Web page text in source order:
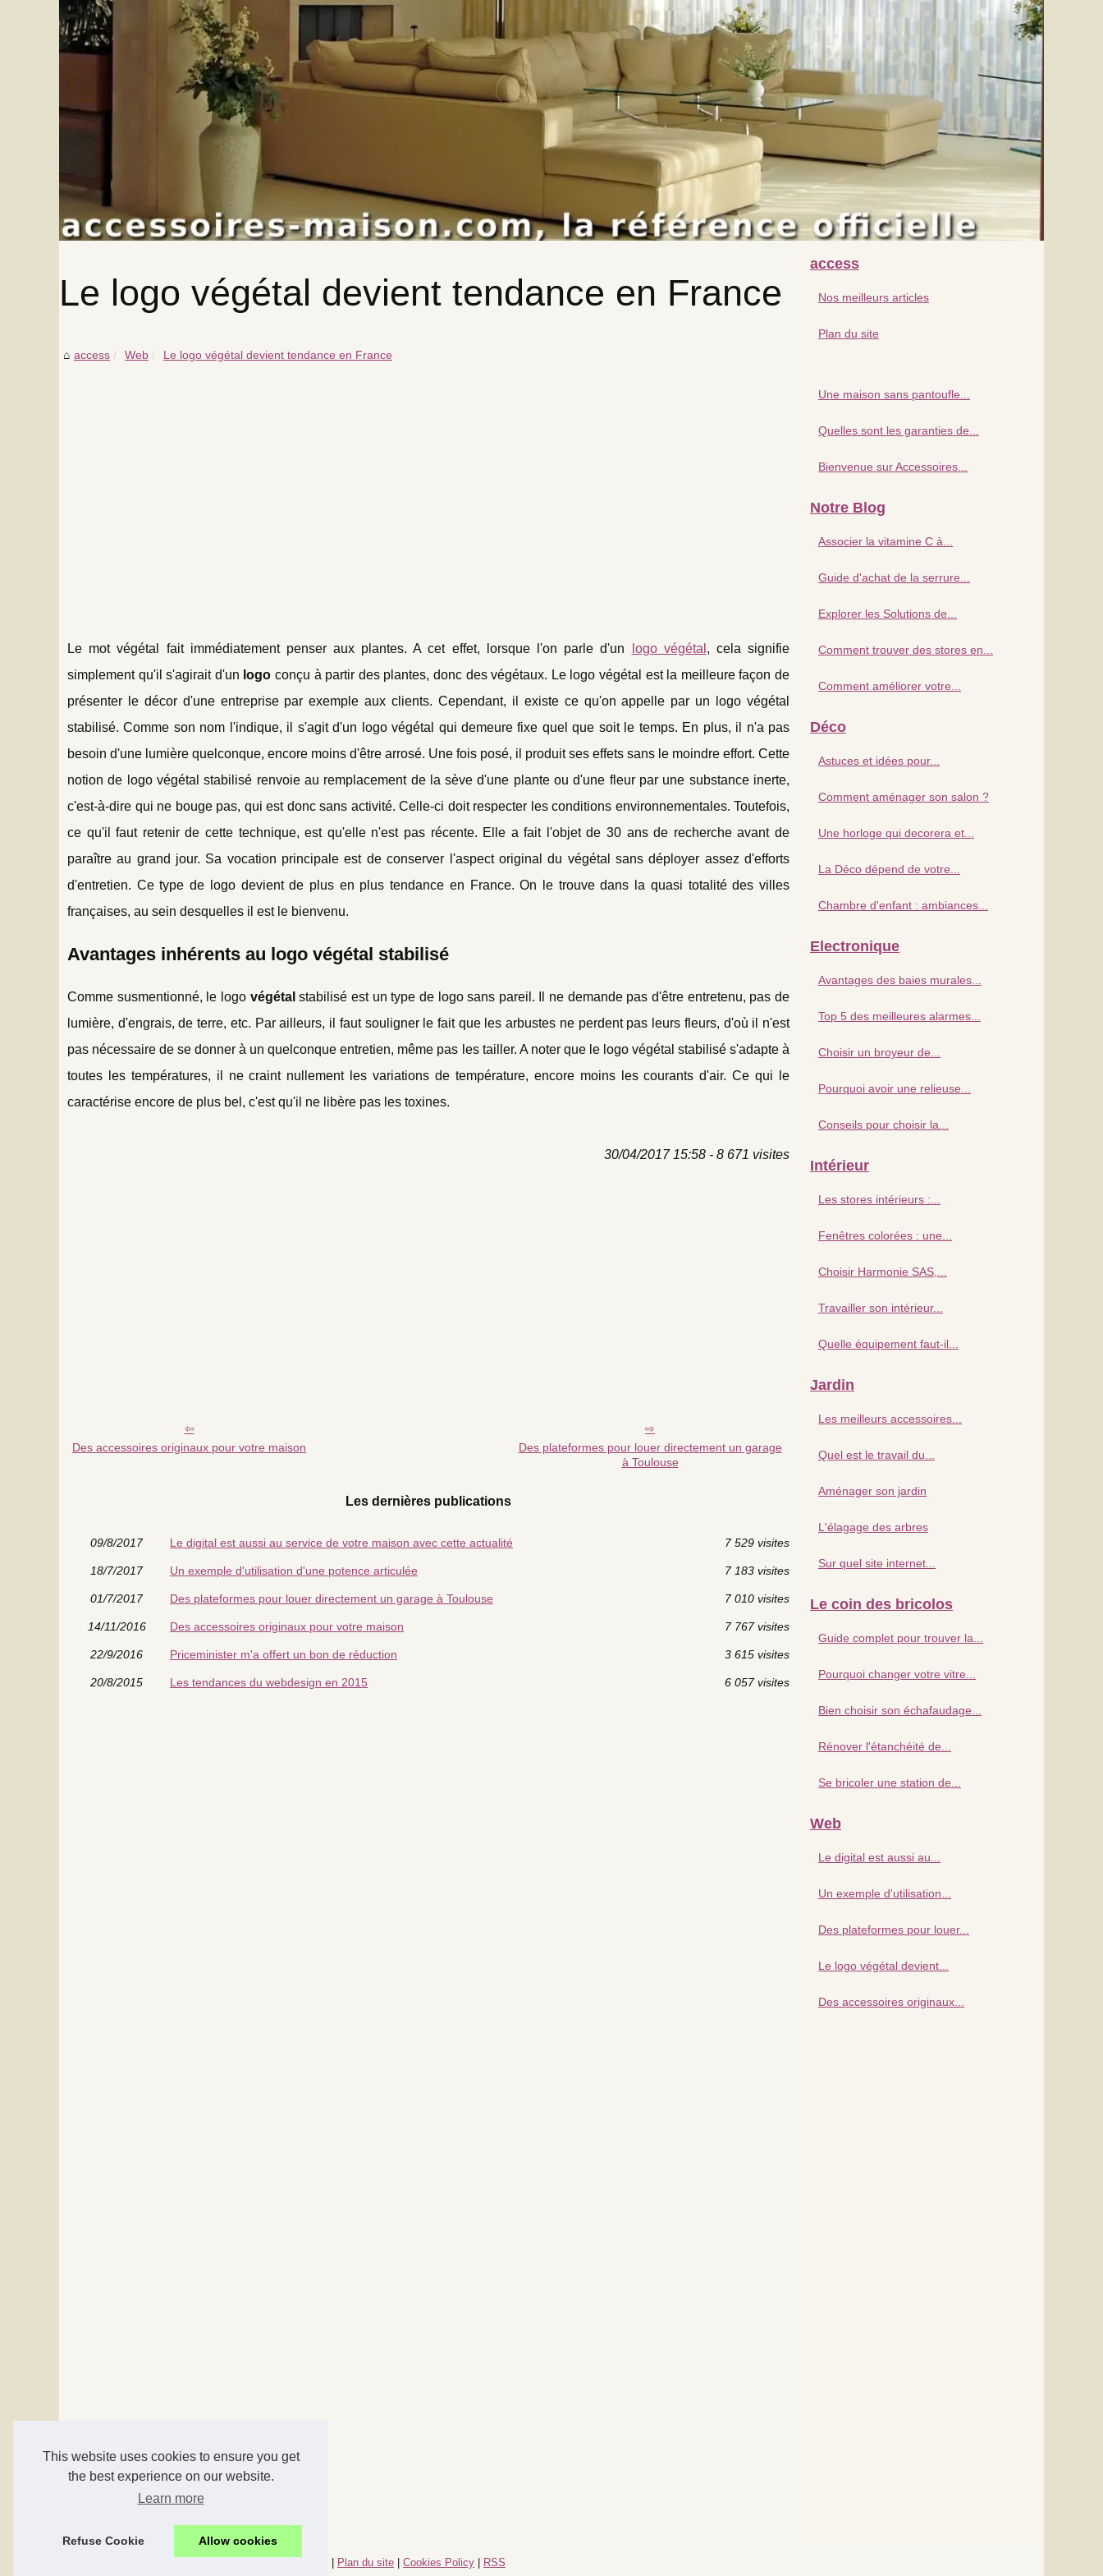
This website uses cookies to ensure you get
the best experience on our website.
Learn more
Refuse Cookie Allow cookies
Le logo végétal devient tendance en France
access Web Le logo végétal devient tendance en France
Le mot végétal fait immédiatement penser aux plantes. A cet effet, lorsque l'on parle d'un logo végétal , cela signifie
simplement qu'il s'agirait d'un logo conçu à partir des plantes, donc des végétaux. Le logo végétal est la meilleure façon de
présenter le décor d'une entreprise par exemple aux clients. Cependant, il existe ce qu'on appelle par un logo végétal
stabilisé. Comme son nom l'indique, il s'agit d'un logo végétal qui demeure fixe quel que soit le temps. En plus, il n'a pas
besoin d'une lumière quelconque, encore moins d'être arrosé. Une fois posé, il produit ses effets sans le moindre effort. Cette
notion de logo végétal stabilisé renvoie au remplacement de la sève d'une plante ou d'une fleur par une substance inerte,
c'est-à-dire qui ne bouge pas, qui est donc sans activité. Celle-ci doit respecter les conditions environnementales. Toutefois,
ce qu'il faut retenir de cette technique, est qu'elle n'est pas récente. Elle a fait l'objet de 30 ans de recherche avant de
paraître au grand jour. Sa vocation principale est de conserver l'aspect original du végétal sans déployer assez d'efforts
d'entretien. Ce type de logo devient de plus en plus tendance en France. On le trouve dans la quasi totalité des villes
françaises, au sein desquelles il est le bienvenu.
Avantages inhérents au logo végétal stabilisé
Comme susmentionné, le logo végétal stabilisé est un type de logo sans pareil. Il ne demande pas d'être entretenu, pas de
lumière, d'engrais, de terre, etc. Par ailleurs, il faut souligner le fait que les arbustes ne perdent pas leurs fleurs, d'où il n'est
pas nécessaire de se donner à un quelconque entretien, même pas les tailler. A noter que le logo végétal stabilisé s'adapte à
toutes les températures, il ne craint nullement les variations de température, encore moins les courants d'air. Ce qui le
caractérise encore de plus bel, c'est qu'il ne libère pas les toxines.
30/04/2017 15:58 - 8 671 visites
Des accessoires originaux pour votre maison
Des plateformes pour louer directement un garage
à Toulouse
Les dernières publications
09/8/2017 Le digital est aussi au service de votre maison avec cette actualité 7 529 visites
18/7/2017 Un exemple d'utilisation d'une potence articulée 7 183 visites
01/7/2017 Des plateformes pour louer directement un garage à Toulouse 7 010 visites
14/11/2016 Des accessoires originaux pour votre maison 7 767 visites
22/9/2016 Priceminister m'a offert un bon de réduction 3 615 visites
20/8/2015 Les tendances du webdesign en 2015 6 057 visites
access
Nos meilleurs articles
Plan du site
Une maison sans pantoufle...
Quelles sont les garanties de...
Bienvenue sur Accessoires...
Notre Blog
Associer la vitamine C à...
Guide d'achat de la serrure...
Explorer les Solutions de...
Comment trouver des stores en...
Comment améliorer votre...
Déco
Astuces et idées pour...
Comment aménager son salon ?
Une horloge qui decorera et...
La Déco dépend de votre...
Chambre d'enfant : ambiances...
Electronique
Avantages des baies murales...
Top 5 des meilleures alarmes...
Choisir un broyeur de...
Pourquoi avoir une relieuse...
Conseils pour choisir la...
Intérieur
Les stores intérieurs :...
Fenêtres colorées : une...
Choisir Harmonie SAS,...
Travailler son intérieur...
Quelle équipement faut-il...
Jardin
Les meilleurs accessoires...
Quel est le travail du...
Aménager son jardin
L'élagage des arbres
Sur quel site internet...
Le coin des bricolos
Guide complet pour trouver la...
Pourquoi changer votre vitre...
Bien choisir son échafaudage...
Rénover l'étanchéité de...
Se bricoler une station de...
Web
Le digital est aussi au...
Un exemple d'utilisation...
Des plateformes pour louer...
Le logo végétal devient...
Des accessoires originaux...
Plan du site Cookies Policy
RSS